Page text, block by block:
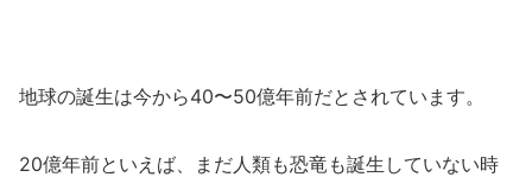
地球の誕生は今から40〜50億年前だとされています。
20億年前といえば、まだ人類も恐竜も誕生していない時